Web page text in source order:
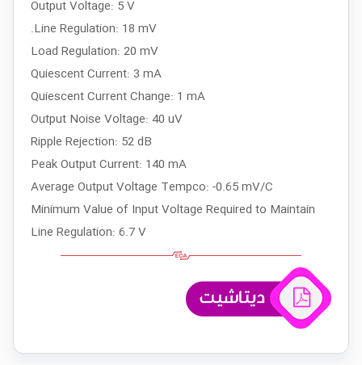
Output Voltage: 5 V
.Line Regulation: 18 mV
Load Regulation: 20 mV
Quiescent Current: 3 mA
Quiescent Current Change: 1 mA
Output Noise Voltage: 40 uV
Ripple Rejection: 52 dB
Peak Output Current: 140 mA
Average Output Voltage Tempco: -0.65 mV/C
Minimum Value of Input Voltage Required to Maintain
Line Regulation: 6.7 V